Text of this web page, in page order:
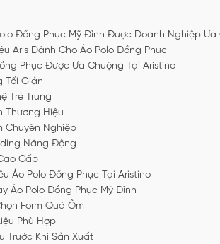
Đồng Phục Mỹ Đình Được Doanh Nghiệp Ưa
Aris Dành Cho Áo Polo Đồng Phục
Phục Được Ưa Chuộng Tại Aristino
Tối Giản
Trẻ Trung
Thương Hiệu
Chuyên Nghiệp
Năng Động
Cấp
Áo Polo Đồng Phục Tại Aristino
Áo Polo Đồng Phục Mỹ Đình
Form Quá Ôm
Phù Hợp
Trước Khi Sản Xuất